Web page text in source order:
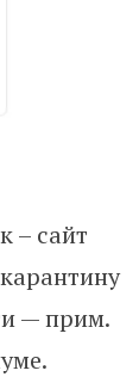
– сайт
— прим.